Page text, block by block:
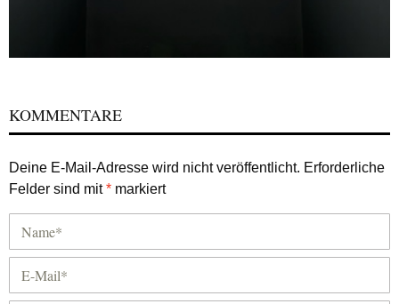
KOMMENTARE
Deine E-Mail-Adresse wird nicht veröffentlicht. Erforderliche
Felder sind mit* markiert